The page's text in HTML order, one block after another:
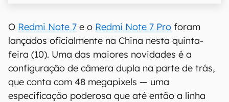
O Redmi Note 7 e o Redmi Note 7 Pro foram
lançados oficialmente na China nesta quinta-
feira (10). Uma das maiores novidades é a
configuração de câmera dupla na parte de trás,
que conta com 48 megapixels — uma
especificação poderosa que até então a linha